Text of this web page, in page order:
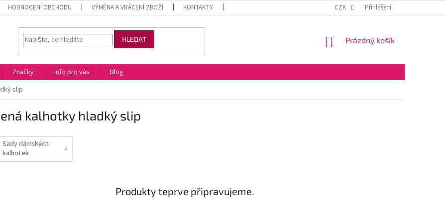
HODNOCENÍ OBCHODU VÝMĚNA A VRÁCENÍ ZBOŽÍ KONTAKTY OBCHODNÍ PODMÍNKY VELKOOBCHOD
CZK Přihlášení
HLEDAT
NÁKUPNÍ
Prázdný košík
Značky Info pro vás
Blog
slip
kalhotky hladký slip
Sady dámských
kalhotek
Produkty teprve připravujeme.